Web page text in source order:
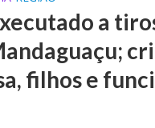
a
filhos e